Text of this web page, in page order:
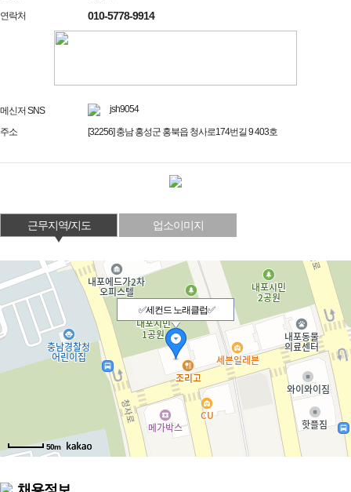
연락처
010-5778-9914
메신저 SNS jsh9054
주소 [32256] 충남 홍성군 홍북읍 청사로174번길 9 403호
근무지역/지도 업소이미지
✅세컨드 노래클럽✅
50m